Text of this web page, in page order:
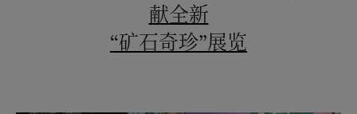
献全新
“矿石奇珍”展览